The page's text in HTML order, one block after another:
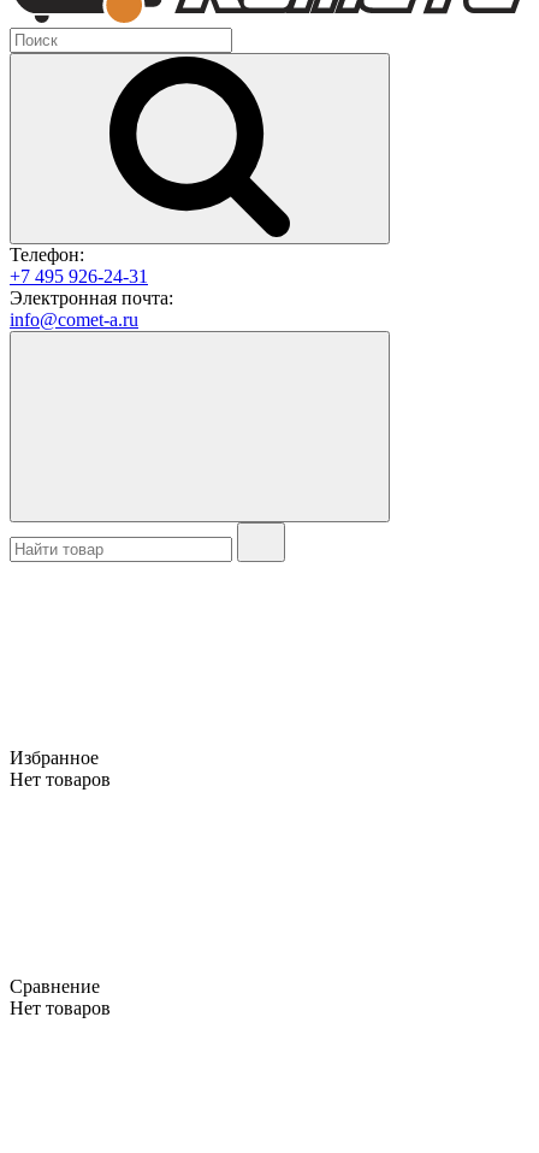
Телефон:
+7 495 926-24-31
Электронная почта:
info@comet-a.ru
Избранное
Нет товаров
Сравнение
Нет товаров